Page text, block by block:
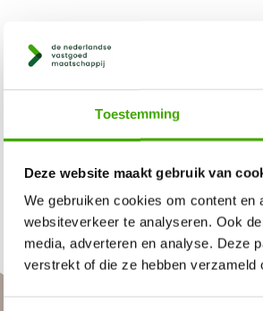
Toestemming
Deze website maakt gebruik van
We gebruiken cookies om content
websiteverkeer te analyseren. Ook
media, adverteren en analyse. Deze
verstrekt of die ze hebben